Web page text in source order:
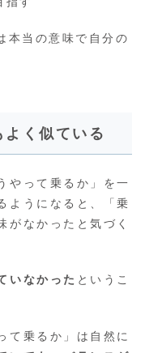
本当の意味で自分の
く似ている
やって乗るか」を一
ようになると、「乗
がなかったと気づく
いなかった というこ
て乗るか」は自然に